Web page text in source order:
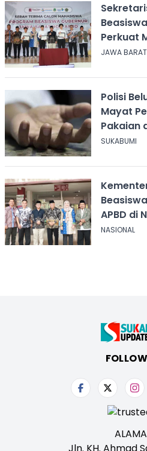
Perkuat
Jawa
JAWA BARAT
Polisi
Mayat
Pakaian
Cikembar
SUKABUMI
APBD di
NASIONAL
Jln. KH. Ahmad